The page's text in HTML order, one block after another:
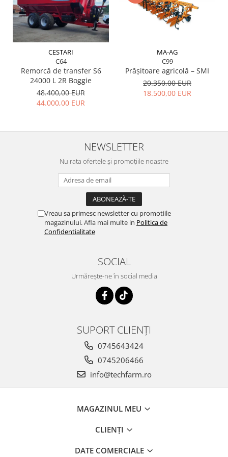
CESTARI
C64
Remorcă de transfer S6
24000 L 2R Boggie
48.400,00 EUR
44.000,00 EUR
MA-AG
C99
Prășitoare agricolă – SMI
20.350,00 EUR
18.500,00 EUR
NEWSLETTER
Nu rata ofertele și promoțiile noastre
Vreau sa primesc newsletter cu promotiile
magazinului. Afla mai multe in Politica de
Confidentialitate
SOCIAL
Urmărește-ne în social media
SUPORT CLIENȚI
0745643424
0745206466
info@techfarm.ro
MAGAZINUL MEU
CLIENȚI
DATE COMERCIALE